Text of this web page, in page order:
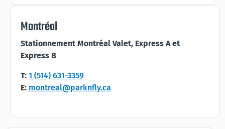
Montréal
Stationnement Montréal Valet, Express A et
Express B
T: 1 (514) 631-3359
E: montreal@parknfly.ca